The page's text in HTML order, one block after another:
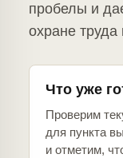
пробелы и
охране труда
Что уже
Проверим
для пункта
и отметим,